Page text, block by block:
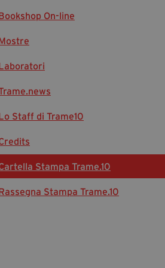
Diventa Partner
Dona
Civico Trame
#Trameascuola
Visioni Civiche
Mostra 3D - Visioni Civiche
Il Diritto di Essere
On-line
Staff di Trame10
Stampa Trame.10
Stampa Trame.10